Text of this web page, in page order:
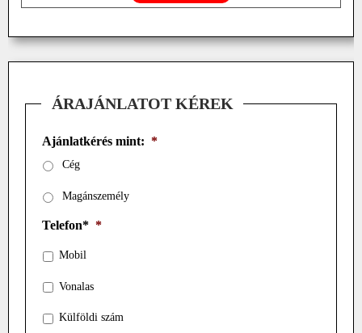
hidr. rotor hajtás.
ÁRAJÁNLATOT KÉREK
Ajánlatkérés mint: *
Cég
Magánszemély
Telefon* *
Mobil
Vonalas
Külföldi szám